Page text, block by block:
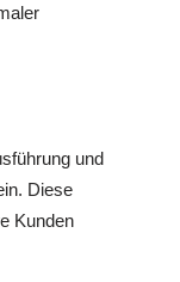
und
Diese
Kunden